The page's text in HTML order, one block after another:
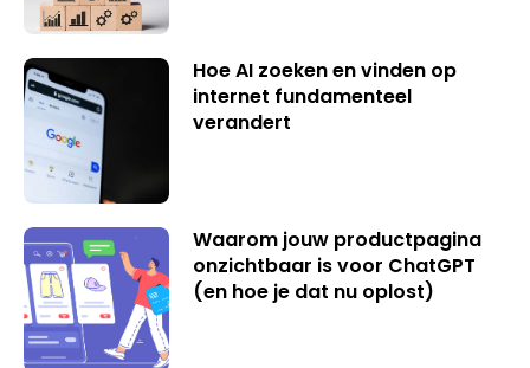
Hoe AI zoeken en vinden op
internet fundamenteel
verandert
Waarom jouw productpagina
onzichtbaar is voor ChatGPT
(en hoe je dat nu oplost)